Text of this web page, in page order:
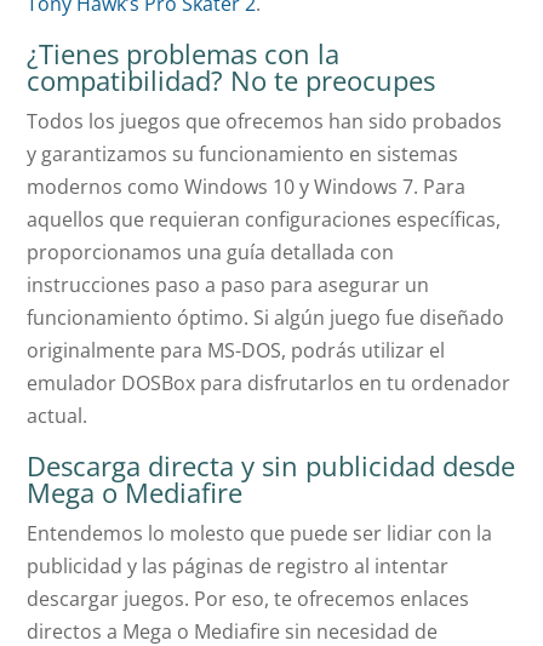
¿Tienes problemas con la
compatibilidad? No te preocupes
Todos los juegos que ofrecemos han sido probados
y garantizamos su funcionamiento en sistemas
modernos como Windows 10 y Windows 7. Para
aquellos que requieran configuraciones específicas,
proporcionamos una guía detallada con
instrucciones paso a paso para asegurar un
funcionamiento óptimo. Si algún juego fue diseñado
originalmente para MS-DOS, podrás utilizar el
emulador DOSBox para disfrutarlos en tu ordenador
actual.
Descarga directa y sin publicidad desde
Mega o Mediafire
Entendemos lo molesto que puede ser lidiar con la
publicidad y las páginas de registro al intentar
descargar juegos. Por eso, te ofrecemos enlaces
directos a Mega o Mediafire sin necesidad de